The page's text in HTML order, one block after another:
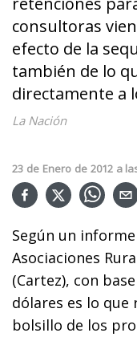
consultoras
efecto de la
también de lo
directamente a
La Nación
23 de Enero de 2012 a
Según un
Asociaciones
(Cartez), con
dólares es lo que
bolsillo de los